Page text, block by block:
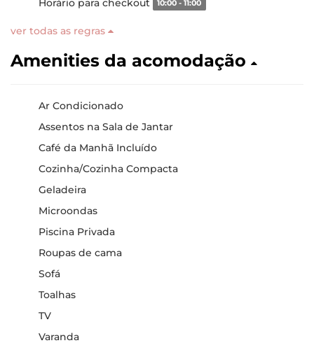
10:00 - 11:00
ver todas as regras
Amenities da acomodação
Ar Condicionado
Assentos na Sala de Jantar
Café da Manhã Incluído
Cozinha/Cozinha Compacta
Geladeira
Microondas
Piscina Privada
Roupas de cama
Sofá
Toalhas
TV
Varanda